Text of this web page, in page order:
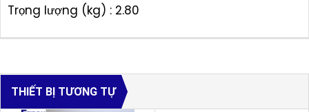
Trọng lượng (kg) : 2.80
THIẾT BỊ TƯƠNG TỰ